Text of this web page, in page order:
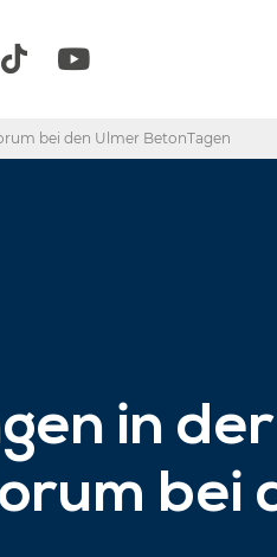
bei den Ulmer BetonTagen
in der
bei